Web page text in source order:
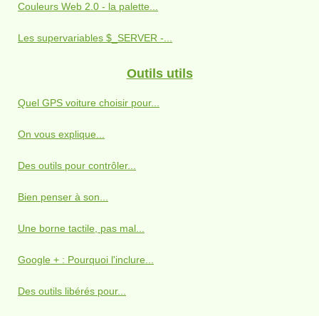
Couleurs Web 2.0 - la palette...
Les supervariables $_SERVER -...
Outils utils
Quel GPS voiture choisir pour...
On vous explique...
Des outils pour contrôler...
Bien penser à son...
Une borne tactile, pas mal...
Google + : Pourquoi l'inclure...
Des outils libérés pour...